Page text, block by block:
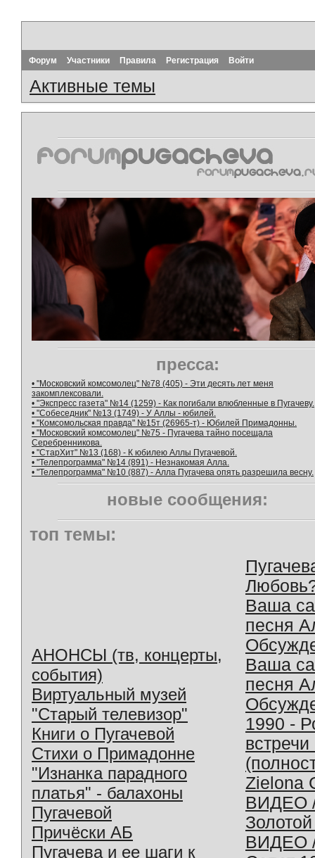
Форум Участники Правила Регистрация Войти
Активные темы
пресса:
• "Московский комсомолец" №78 (405) - Эти десять лет меня
закомплексовали.
• "Экспресс газета" №14 (1259) - Как погибали влюбленные в Пугачеву.
• "Собеседник" №13 (1749) - У Аллы - юбилей.
• "Комсомольская правда" №15т (26965-т) - Юбилей Примадонны.
• "Московский комсомолец" №75 - Пугачева тайно посещала
Серебренникова.
• "СтарХит" №13 (168) - К юбилею Аллы Пугачевой.
• "Телепрограмма" №14 (891) - Незнакомая Алла.
• "Телепрограмма" №10 (887) - Алла Пугачева опять разрешила весну.
новые сообщения:
топ темы:
АНОНСЫ (тв, концерты,
события)
Виртуальный музей
"Старый телевизор"
Книги о Пугачевой
Стихи о Примадонне
"Изнанка парадного
платья" - балахоны
Пугачевой
Причёски АБ
Пугачева и ее шаги к
Ваша
песня
Ваша
песня
1990 -
Zielona
ВИДЕО
ВИДЕО